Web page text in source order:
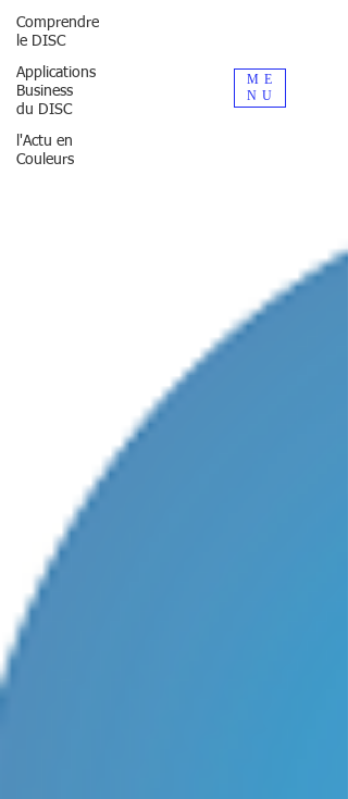
ME
NU
Comprendre
le DISC
Applications
Business
du DISC
l'Actu en
Couleurs